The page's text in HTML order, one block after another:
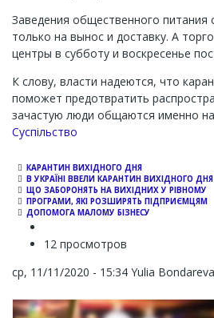
Заведения общественного питания
только на вынос и доставку. А
центры в субботу и воскресенье
К слову, власти надеются, что
поможет предотвратить
зачастую люди общаются именно
Суспільство
КАРАНТИН ВИХІДНОГО ДНЯ
В УКРАЇНІ ВВЕЛИ КАРАНТИН ВИХІДНОГО ДНЯ
ЩО ЗАБОРОНЯТЬ НА ВИХІДНИХ У РІВНОМУ
ПРОГРАМИ, ЯКІ РОЗШИРЯТЬ ПІДПРИЄМЦЯМ
ДОПОМОГА МАЛОМУ БІЗНЕСУ
12 просмотров
ср, 11/11/2020 - 15:34 Yulia Bondareva